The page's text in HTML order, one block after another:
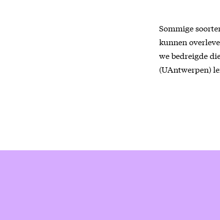
Sommige
kunnen
we bedreigde
(UAntwerpen)